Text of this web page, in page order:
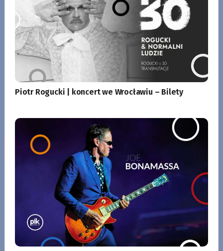
Piotr Rogucki | koncert we Wrocławiu – Bilety